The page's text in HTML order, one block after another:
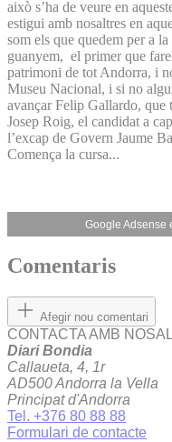
això s’ha de veure en
estigui amb nosaltres en
som els que quedem per a
guanyem, el primer que
patrimoni de tot Andorra, i
Museu Nacional, i si no
avançar Felip Gallardo, que
Josep Roig, el candidat a
l’excap de Govern Jaume
Comença la cursa...
Google Adsense
Comentaris
Afegir nou comentari
CONTACTA AMB
Diari Bondia
Callaueta, 4, 1r
AD500 Andorra la Vella
Principat d'Andorra
Tel. +376 80 88 88
Formulari de contacte